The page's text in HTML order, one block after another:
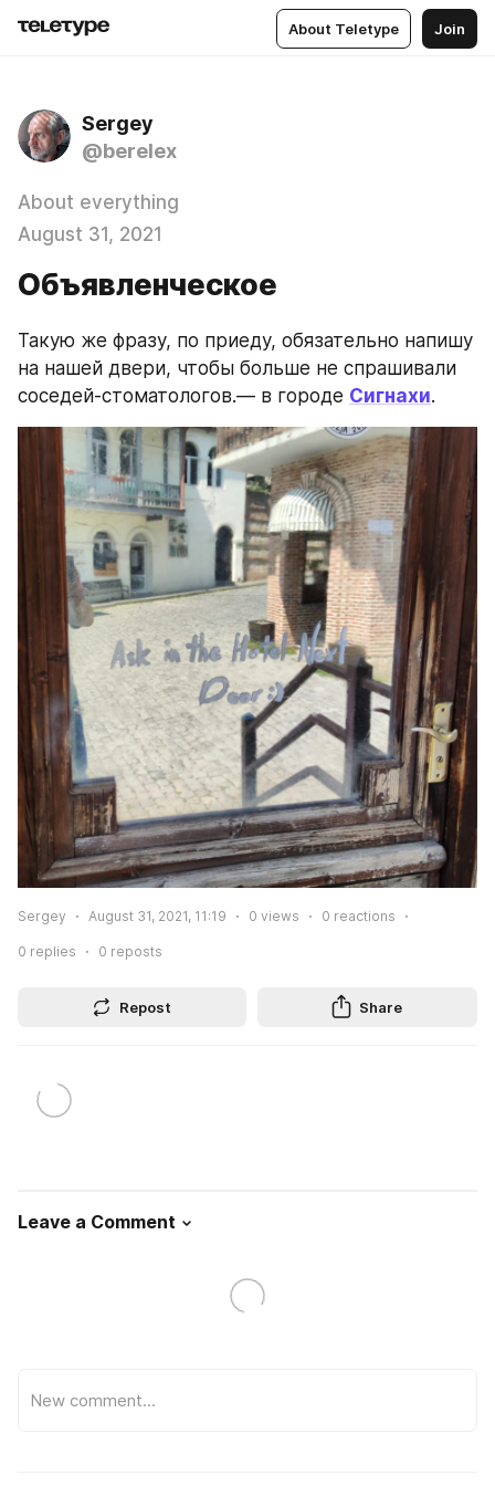
About Teletype Join
Sergey
@berelex
About everything
August 31, 2021
Объявленческое
Такую же фразу, по приеду, обязательно напишу
на нашей двери, чтобы больше не спрашивали
соседей-стоматологов.— в городе Сигнахи.
Sergey August 31, 2021, 11:19 0 views 0 reactions
0 replies 0 reposts
Repost Share
Leave a Comment